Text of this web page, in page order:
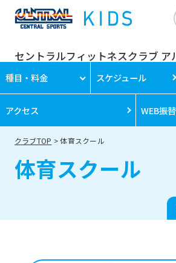
セントラルフィットネスクラブ ア
種目・料金 スケジュール
アクセス WEB振替
クラブTOP 体育スクール
体育スクール